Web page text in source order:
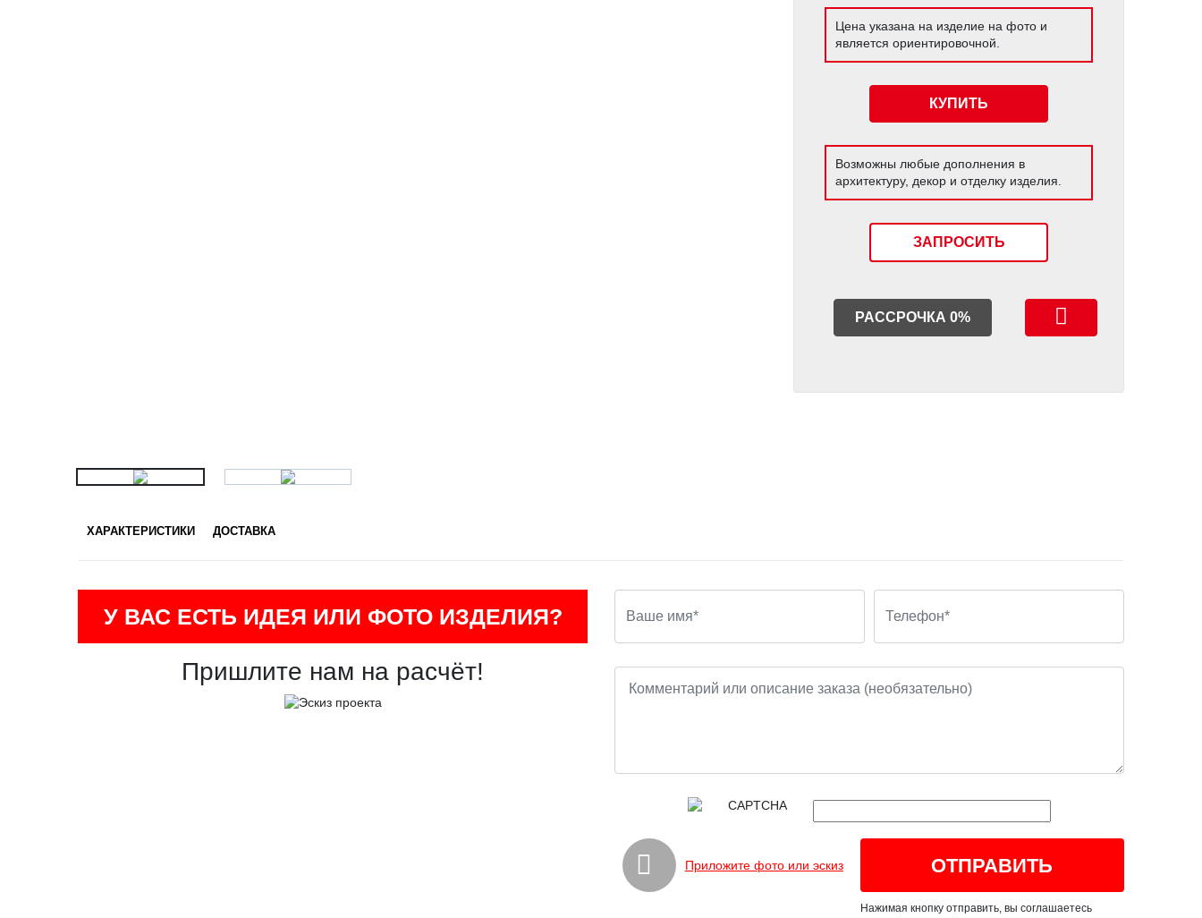
Цена указана на изделие на фото и
является ориентировочной.
КУПИТЬ
Возможны любые дополнения в
архитектуру, декор и отделку изделия.
ЗАПРОСИТЬ
РАССРОЧКА 0%
ХАРАКТЕРИСТИКИ ДОСТАВКА
У ВАС ЕСТЬ ИДЕЯ ИЛИ ФОТО ИЗДЕЛИЯ?
Пришлите нам на расчёт!
Приложите фото или эскиз
Нажимая кнопку отправить, вы соглашаетесь